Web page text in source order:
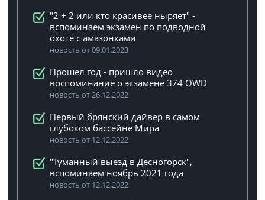
"2 + 2 или кто красивее ныряет" -
вспоминаем экзамен по подводной
охоте с амазонками
новость от 09.01.2023
Прошел год - пришло видео
воспоминание о экзамене 374 OWD
новость от 26.12.2022
Первый брянский дайвер в самом
глубоком бассейне Мира
новость от 12.12.2022
"Туманный выезд в Десногорск",
вспоминаем ноябрь 2021 года
новость от 12.12.2022